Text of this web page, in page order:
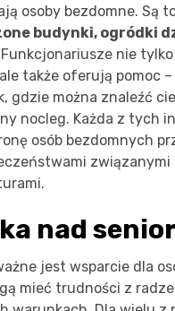
osoby bezdomne. Są
budynki, ogródki
Funkcjonariusze nie
także oferują pomoc
gdzie można znaleźć
nocleg. Każda z tych
osób bezdomnych
związanymi
nad
jest wsparcie dla
mieć trudności z